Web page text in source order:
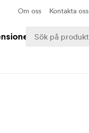
Om oss Kontakta oss